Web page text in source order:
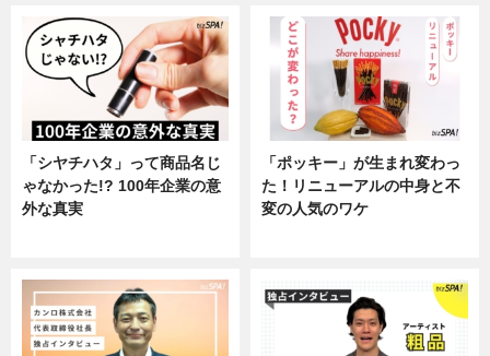
「シヤチハタ」って商品名じ
ゃなかった!? 100年企業の意
外な真実
「ポッキー」が生まれ変わっ
た！リニューアルの中身と不
変の人気のワケ